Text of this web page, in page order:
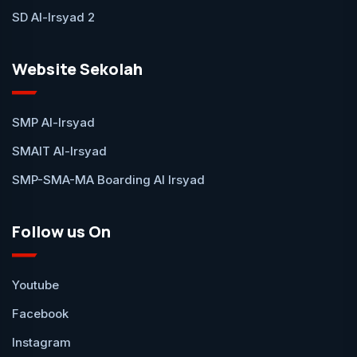
SD Al-Irsyad 2
Website Sekolah
SMP Al-Irsyad
SMAIT Al-Irsyad
SMP-SMA-MA Boarding Al Irsyad
Follow us On
Youtube
Facebook
Instagram